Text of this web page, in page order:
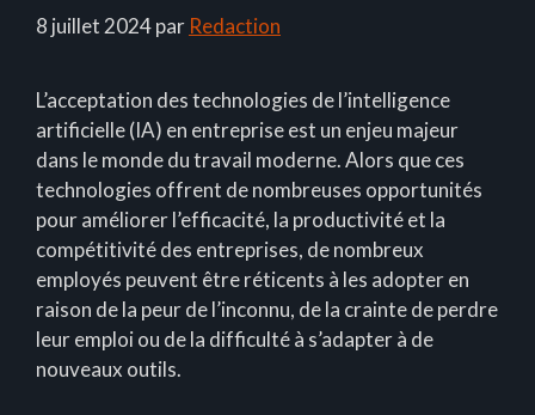
8 juillet 2024par Redaction
L’acceptation des technologies de l’intelligence
artificielle (IA) en entreprise est un enjeu majeur
dans le monde du travail moderne. Alors que ces
technologies offrent de nombreuses opportunités
pour améliorer l’efficacité, la productivité et la
compétitivité des entreprises, de nombreux
employés peuvent être réticents à les adopter en
raison de la peur de l’inconnu, de la crainte de perdre
leur emploi ou de la difficulté à s’adapter à de
nouveaux outils.